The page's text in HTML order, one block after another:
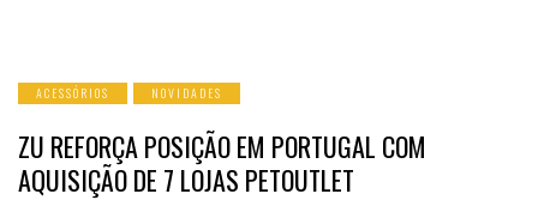
ACESSÓRIOS NOVIDADES
ZU REFORÇA POSIÇÃO EM PORTUGAL COM
AQUISIÇÃO DE 7 LOJAS PETOUTLET